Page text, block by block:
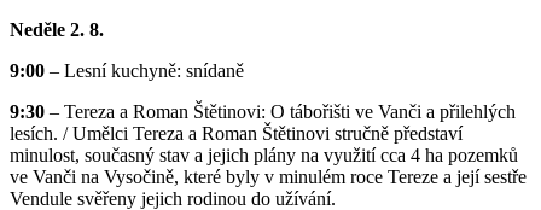
Neděle 2. 8.
9:00 – Lesní kuchyně: snídaně
9:30 – Tereza a Roman Štětinovi: O tábořišti ve Vanči a přilehlých
lesích. / Umělci Tereza a Roman Štětinovi stručně představí
minulost, současný stav a jejich plány na využití cca 4 ha pozemků
ve Vanči na Vysočině, které byly v minulém roce Tereze a její sestře
Vendule svěřeny jejich rodinou do užívání.